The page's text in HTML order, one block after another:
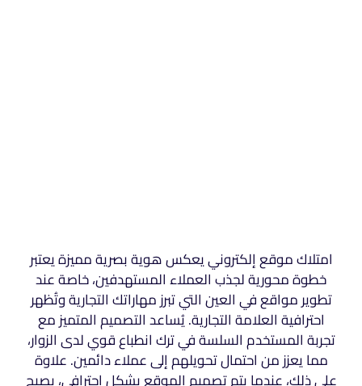
امتلاك موقع إلكتروني يعكس هوية بصرية مميزة يعتبر
خطوة محورية لجذب العملاء المستهدفين، خاصة عند
تطوير مواقع في العين التي تبرز مهاراتك التجارية وتُظهر
احترافية العلامة التجارية. يُساعد التصميم المتميز مع
تجربة المستخدم السلسة في ترك انطباع قوي لدى الزوار،
مما يعزز من احتمال تحويلهم إلى عملاء دائمين. علاوة
على ذلك، عندما يتم تصميم الموقع بشكل احترافي، يصبح